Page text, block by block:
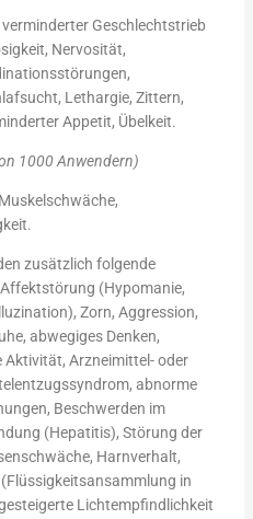
Geschlechtstrieb
Nervosität,
Lethargie, Zittern,
Appetit, Übelkeit.
1000 Anwendern)
zusätzlich folgende
(Hypomanie,
Zorn, Aggression,
abwegiges Denken,
Arzneimittel- oder
abnorme
Beschwerden im
(Hepatitis), Störung der
Harnverhalt,
in
Lichtempfindlichkeit